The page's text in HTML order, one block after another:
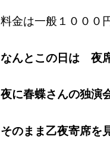
料金は一般１０００
なんとこの日は 夜
夜に春蝶さんの独演
そのまま乙夜寄席を